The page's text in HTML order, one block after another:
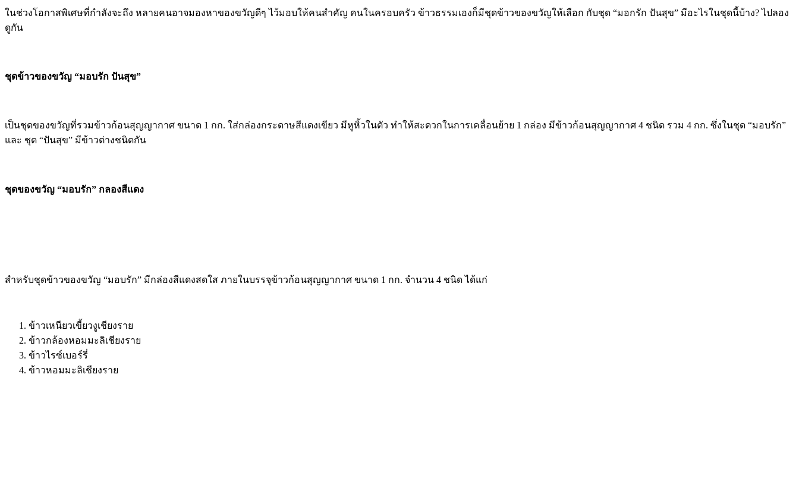
ในช่วงโอกาสพิเศษที่กำลังจะถึง หลายคนอาจมองหาของขวัญดีๆ ไว้มอบให้คนสำคัญ คนในครอบครัว ข้าวธรรมเองก็มีชุดข้าวของขวัญให้เลือก กับชุด “มอกรัก ปันสุข” มีอะไรในชุดนี้บ้าง? ไปลอง
ดูกัน
ชุดข้าวของขวัญ “มอบรัก ปันสุข”
เป็นชุดของขวัญที่รวมข้าวก้อนสุญญากาศ ขนาด 1 กก. ใส่กล่องกระดาษสีแดงเขียว มีหูหิ้วในตัว ทำให้สะดวกในการเคลื่อนย้าย 1 กล่อง มีข้าวก้อนสุญญากาศ 4 ชนิด รวม 4 กก. ซึ่งในชุด “มอบรัก”
และ ชุด “ปันสุข” มีข้าวต่างชนิดกัน
ชุดของขวัญ “มอบรัก” กลองสีแดง
สำหรับชุดข้าวของขวัญ “มอบรัก” มีกล่องสีแดงสดใส ภายในบรรจุข้าวก้อนสุญญากาศ ขนาด 1 กก. จำนวน 4 ชนิด ได้แก่
ข้าวเหนียวเขี้ยวงูเชียงราย
ข้าวกล้องหอมมะลิเชียงราย
ข้าวไรซ์เบอร์รี่
ข้าวหอมมะลิเชียงราย